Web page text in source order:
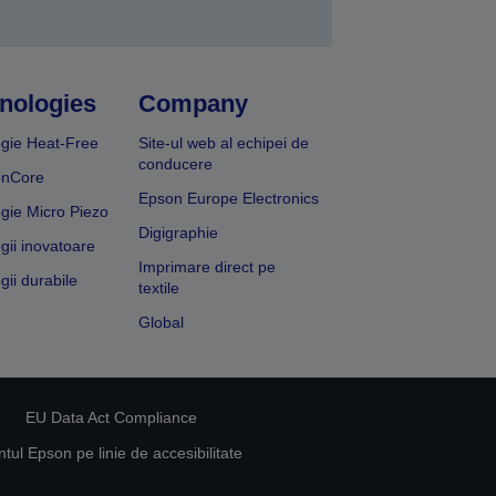
Heat-Free
Micro Piezo
inovatoare
durabile
Company
Site-ul web al echipei de
conducere
Epson Europe Electronics
Digigraphie
Imprimare direct pe
textile
Global
EU Data Act Compliance
Epson pe linie de accesibilitate